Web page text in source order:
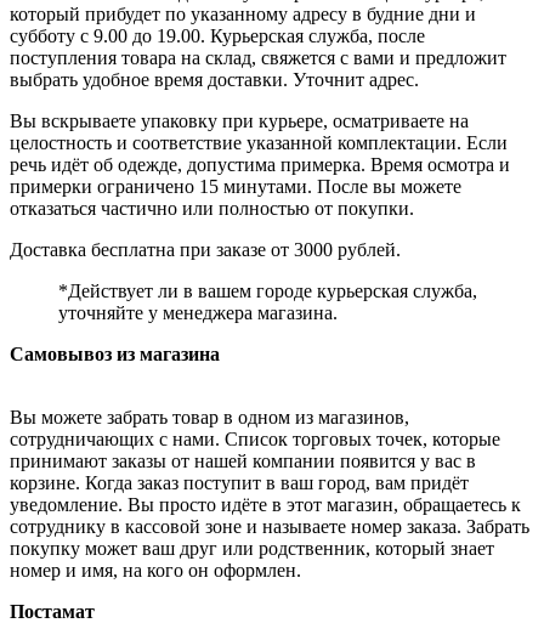
который прибудет по указанному адресу в будние дни и
субботу с 9.00 до 19.00. Курьерская служба, после
поступления товара на склад, свяжется с вами и предложит
выбрать удобное время доставки. Уточнит адрес.
Вы вскрываете упаковку при курьере, осматриваете на
целостность и соответствие указанной комплектации. Если
речь идёт об одежде, допустима примерка. Время осмотра и
примерки ограничено 15 минутами. После вы можете
отказаться частично или полностью от покупки.
Доставка бесплатна при заказе от 3000 рублей.
*Действует ли в вашем городе курьерская служба,
уточняйте у менеджера магазина.
Самовывоз из магазина
Вы можете забрать товар в одном из магазинов,
сотрудничающих с нами. Список торговых точек, которые
принимают заказы от нашей компании появится у вас в
корзине. Когда заказ поступит в ваш город, вам придёт
уведомление. Вы просто идёте в этот магазин, обращаетесь к
сотруднику в кассовой зоне и называете номер заказа. Забрать
покупку может ваш друг или родственник, который знает
номер и имя, на кого он оформлен.
Постамат